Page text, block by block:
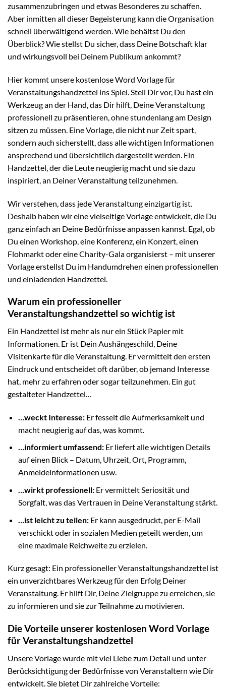
zusammenzubringen und etwas Besonderes zu schaffen.
Aber inmitten all dieser Begeisterung kann die Organisation
schnell überwältigend werden. Wie behältst Du den
Überblick? Wie stellst Du sicher, dass Deine Botschaft klar
und wirkungsvoll bei Deinem Publikum ankommt?
Hier kommt unsere kostenlose Word Vorlage für
Veranstaltungshandzettel ins Spiel. Stell Dir vor, Du hast ein
Werkzeug an der Hand, das Dir hilft, Deine Veranstaltung
professionell zu präsentieren, ohne stundenlang am Design
sitzen zu müssen. Eine Vorlage, die nicht nur Zeit spart,
sondern auch sicherstellt, dass alle wichtigen Informationen
ansprechend und übersichtlich dargestellt werden. Ein
Handzettel, der die Leute neugierig macht und sie dazu
inspiriert, an Deiner Veranstaltung teilzunehmen.
Wir verstehen, dass jede Veranstaltung einzigartig ist.
Deshalb haben wir eine vielseitige Vorlage entwickelt, die Du
ganz einfach an Deine Bedürfnisse anpassen kannst. Egal, ob
Du einen Workshop, eine Konferenz, ein Konzert, einen
Flohmarkt oder eine Charity-Gala organisierst – mit unserer
Vorlage erstellst Du im Handumdrehen einen professionellen
und einladenden Handzettel.
Warum ein professioneller
Veranstaltungshandzettel so wichtig ist
Ein Handzettel ist mehr als nur ein Stück Papier mit
Informationen. Er ist Dein Aushängeschild, Deine
Visitenkarte für die Veranstaltung. Er vermittelt den ersten
Eindruck und entscheidet oft darüber, ob jemand Interesse
hat, mehr zu erfahren oder sogar teilzunehmen. Ein gut
gestalteter Handzettel…
…weckt Interesse:Er fesselt die Aufmerksamkeit und
macht neugierig auf das, was kommt.
…informiert umfassend:Er liefert alle wichtigen Details
auf einen Blick – Datum, Uhrzeit, Ort, Programm,
Anmeldeinformationen usw.
…wirkt professionell:Er vermittelt Seriosität und
Sorgfalt, was das Vertrauen in Deine Veranstaltung stärkt.
…ist leicht zu teilen:Er kann ausgedruckt, per E-Mail
verschickt oder in sozialen Medien geteilt werden, um
eine maximale Reichweite zu erzielen.
Kurz gesagt: Ein professioneller Veranstaltungshandzettel ist
ein unverzichtbares Werkzeug für den Erfolg Deiner
Veranstaltung. Er hilft Dir, Deine Zielgruppe zu erreichen, sie
zu informieren und sie zur Teilnahme zu motivieren.
Die Vorteile unserer kostenlosen Word Vorlage
für Veranstaltungshandzettel
Unsere Vorlage wurde mit viel Liebe zum Detail und unter
Berücksichtigung der Bedürfnisse von Veranstaltern wie Dir
entwickelt. Sie bietet Dir zahlreiche Vorteile: